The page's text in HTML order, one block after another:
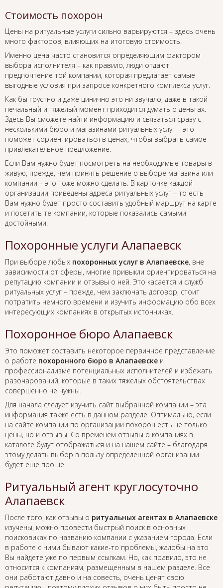
Стоимость похорон
Цены на ритуальные услуги сильно варьируются – здесь очень
много факторов, влияющих на итоговую стоимость.
Именно цена часто становится определяющим фактором
выбора исполнителя – как правило, люди отдают
предпочтение той компании, которая предлагает самые
выгодные условия при запросе конкретного комплекса услуг.
Как бы грустно и даже цинично это ни звучало, даже в такой
печальный и тяжелый момент приходится думать о деньгах.
Здесь Вы сможете найти информацию и связаться сразу с
несколькими бюро и магазинами ритуальных услуг – это
поможет сориентироваться в ценах, чтобы выбрать самое
привлекательное предложение.
Если Вам нужно будет посмотреть на необходимые товары в
живую, прежде, чем принять решение о выборе магазина или
компании – это тоже можно сделать. В карточке каждой
организации приведены адреса ритуальных услуг – то есть
Вам нужно будет просто составить удобный маршрут на карте
и посетить те компании, которые показались самыми
достойными.
Похоронные услуги Алапаевск
При выборе любых похоронных услуг в Алапаевске, вне
зависимости от сферы, многие привыкли ориентироваться на
репутацию компании и отзывы о ней. Это касается и служб
ритуальных услуг – прежде, чем заключать договор, стоит
потратить немного времени и изучить информацию обо всех
интересующих компаниях в открытых источниках.
Похоронное бюро Алапаевск
Это поможет составить некоторое первичное представление
о работе похоронного бюро в Алапаевске и
профессионализме потенциальных исполнителей и избежать
разочарований, которые в таких тяжелых обстоятельствах
совершенно не нужны.
Для начала следует изучить сайт выбранной компании – эта
информация также есть в данном разделе. Оптимально, если
на сайте компании по организации похорон есть не только
цены, но и отзывы. Со временем отзывы о компаниях в
каталоге будут отображаться и на нашем сайте – благодаря
этому делать выбор в пользу определенной организации
будет еще проще.
Ритуальный агент круглосуточно
Алапаевск
После того, как отзывы о ритуальных агентах в Алапаевске
изучены, можно провести быстрый поиск в основных
поисковиках по названию компании с указанием города. Если
в работе с ними бывают какие-то проблемы, жалобы на это
Вы найдете уже по первым ссылкам. Но, как правило, это не
относится к компаниям, размещенным в нашем разделе. Все
они работают давно и на совесть, очень ценят свою